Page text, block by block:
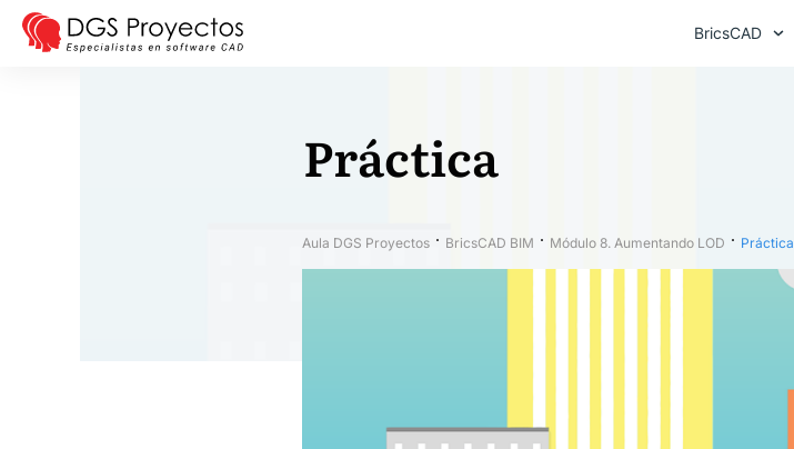
BricsCAD
Práctica
Aula DGS Proyectos BricsCAD BIM Módulo 8. Aumentando LOD Práctica